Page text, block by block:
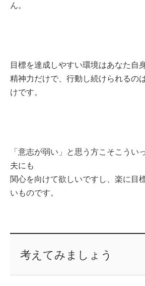
ん。
目標を達成しやすい環境はあなた自
精神力だけで、行動し続けられるの
けです。
「意志が弱い」と思う方こそこうい
夫にも
関心を向けて欲しいですし、楽に目
いものです。
考えてみましょう